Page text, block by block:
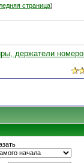
страница)
держатели